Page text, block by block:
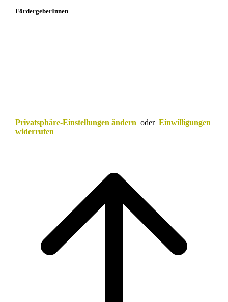
FördergeberInnen
Privatsphäre-Einstellungen ändern oder Einwilligungen
widerrufen